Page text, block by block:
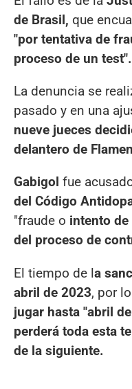
de Brasil, que
"por tentativa de
proceso de un test".
La denuncia se
pasado y en una
nueve jueces
delantero de
Gabigol fue
del Código
"fraude o intento
del proceso de
El tiempo de la
abril de 2023, por
jugar hasta "abril
perderá toda esta
de la siguiente.